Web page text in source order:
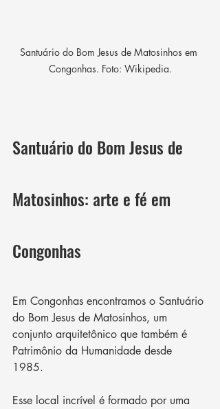
Santuário do Bom Jesus de Matosinhos em
Congonhas. Foto: Wikipedia.
Santuário do Bom Jesus de
Matosinhos: arte e fé em
Congonhas
Em Congonhas encontramos o Santuário
do Bom Jesus de Matosinhos, um
conjunto arquitetônico que também é
Patrimônio da Humanidade desde
1985.
Esse local incrível é formado por uma